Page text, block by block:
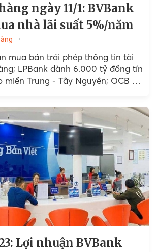
ngày 11/1: BVBank
nhà lãi suất 5%/năm
mua bán trái phép thông tin tài
LPBank dành 6.000 tỷ đồng tín
Trung - Tây Nguyên; OCB ưu
Lợi nhuận BVBank